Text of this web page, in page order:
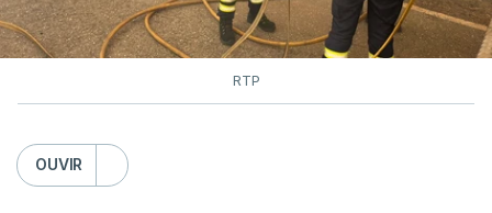
RTP
OUVIR